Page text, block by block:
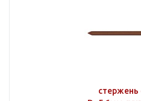
стержень